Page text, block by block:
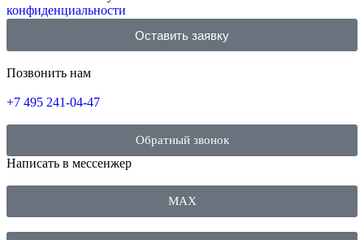
конфиденциальности
Оставить заявку
Позвонить нам
+7 495 241-04-47
Обратный звонок
Написать в мессенжер
MAX